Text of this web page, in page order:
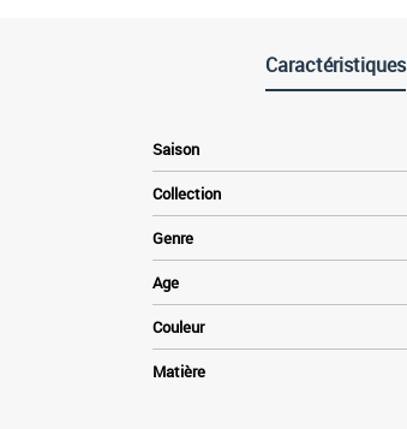
Caractéristiques
Saison
Collection
Genre
Age
Couleur
Matière